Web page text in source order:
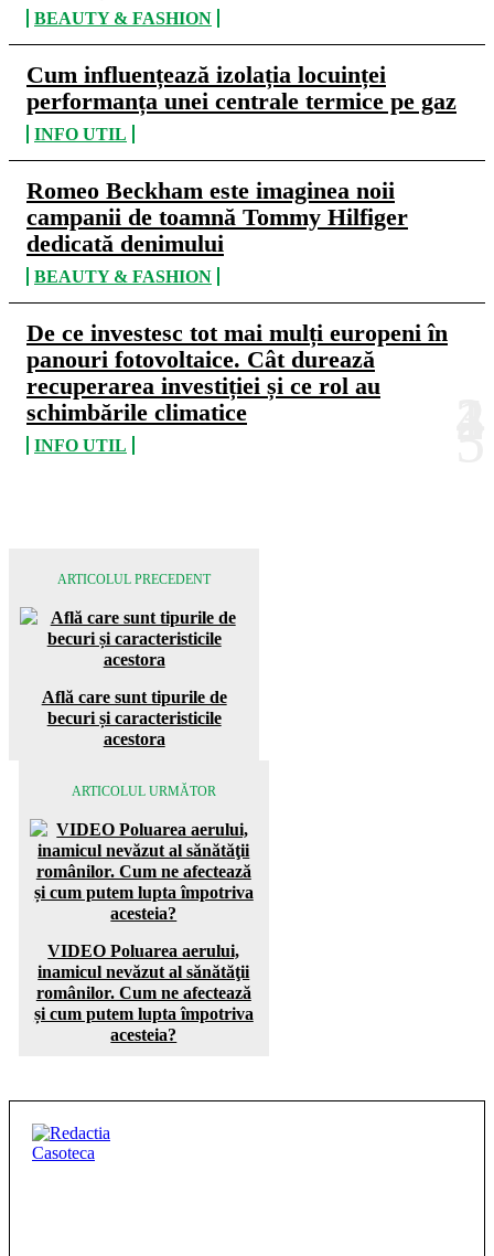
BEAUTY & FASHION
Cum influențează izolația locuinței
performanța unei centrale termice pe gaz
INFO UTIL
Romeo Beckham este imaginea noii
campanii de toamnă Tommy Hilfiger
dedicată denimului
BEAUTY & FASHION
De ce investesc tot mai mulți europeni în
panouri fotovoltaice. Cât durează
recuperarea investiției și ce rol au
schimbările climatice
INFO UTIL
ARTICOLUL PRECEDENT
Află care sunt tipurile de
becuri și caracteristicile
acestora
ARTICOLUL URMĂTOR
VIDEO Poluarea aerului,
inamicul nevăzut al sănătăţii
românilor. Cum ne afectează
și cum putem lupta împotriva
acesteia?